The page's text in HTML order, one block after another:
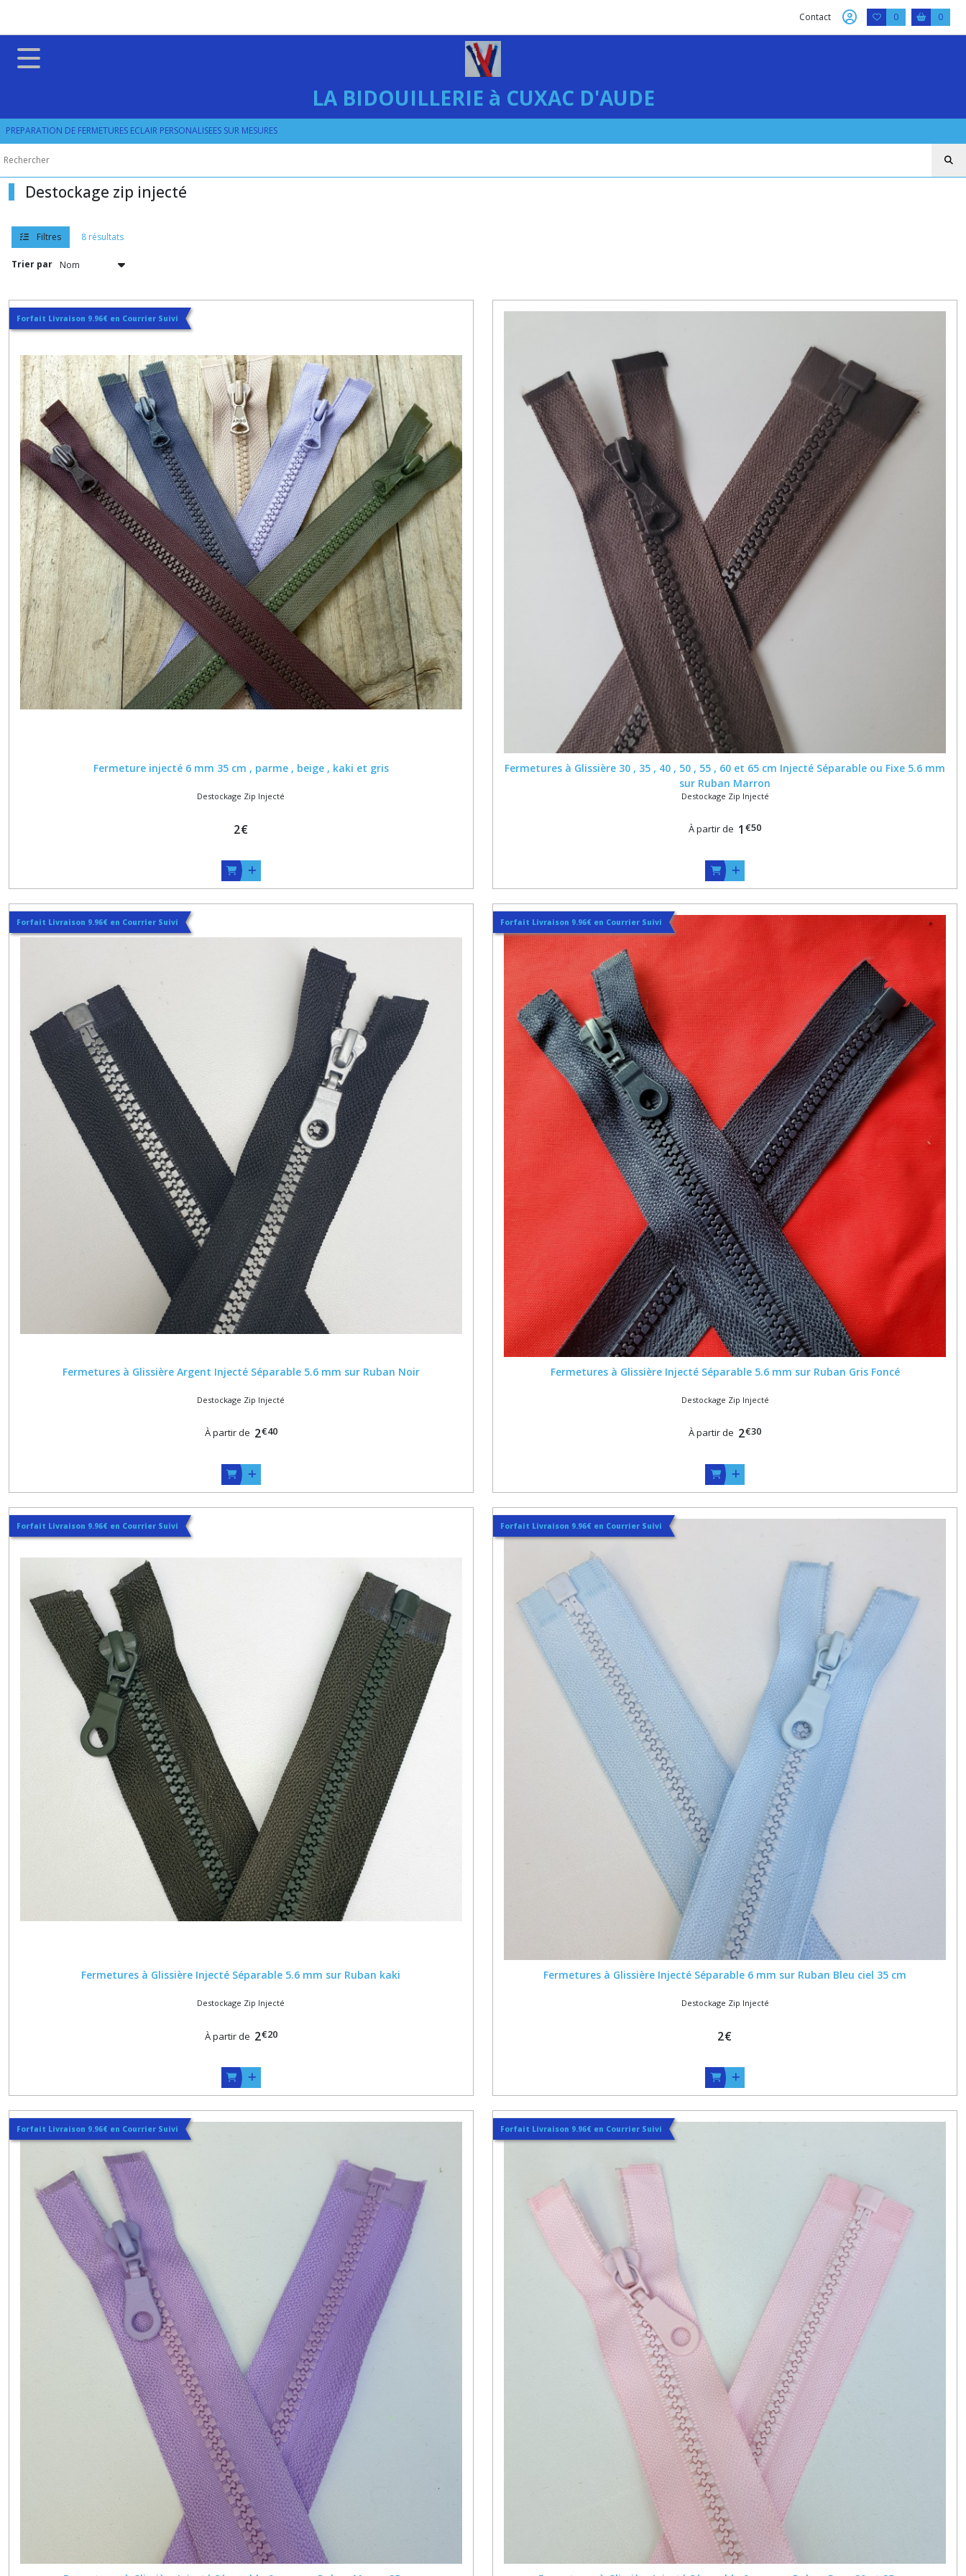
Contact 0 0
LA BIDOUILLERIE à CUXAC D'AUDE
PREPARATION DE FERMETURES ECLAIR PERSONALISEES SUR MESURES
Destockage zip injecté
Filtres 8 résultats
Trier par
Forfait Livraison 9.96€ en Courrier Suivi
Fermeture injecté 6 mm 35 cm , parme , beige , kaki et gris
Destockage Zip Injecté
2€
Fermetures à Glissière 30 , 35 , 40 , 50 , 55 , 60 et 65 cm Injecté Séparable ou Fixe 5.6 mm
sur Ruban Marron
Destockage Zip Injecté
À partir de 1 €50
Forfait Livraison 9.96€ en Courrier Suivi
Fermetures à Glissière Argent Injecté Séparable 5.6 mm sur Ruban Noir
Destockage Zip Injecté
À partir de 2€40
Forfait Livraison 9.96€ en Courrier Suivi
Fermetures à Glissière Injecté Séparable 5.6 mm sur Ruban Gris Foncé
Destockage Zip Injecté
À partir de 2€30
Forfait Livraison 9.96€ en Courrier Suivi
Fermetures à Glissière Injecté Séparable 5.6 mm sur Ruban kaki
Destockage Zip Injecté
À partir de 2€20
Forfait Livraison 9.96€ en Courrier Suivi
Fermetures à Glissière Injecté Séparable 6 mm sur Ruban Bleu ciel 35 cm
Destockage Zip Injecté
2€
Forfait Livraison 9.96€ en Courrier Suivi Forfait Livraison 9.96€ en Courrier Suivi
FILTRES
ZIP
PLASTIQUE
Destockage
zip
injecté
Afficher
résultats